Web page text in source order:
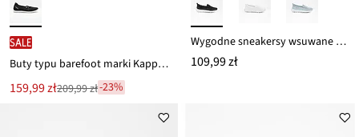
SALE
Buty typu barefoot marki Kappa z elastyczną podeszwą
Nowa
cena
159,99 zł
Przeceniono209,99 zł-23%
Wygodne sneakersy wsuwane z lekką podeszwą
109,99 zł